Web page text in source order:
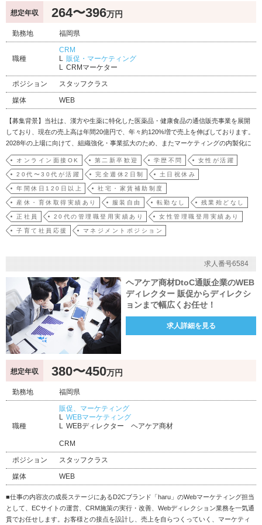
想定年収 264〜396万円
勤務地 福岡県
職種
CRM
販促・マーケティング
CRMマーケター
ポジション
スタッフクラス
媒体
WEB
【募集背景】当社は、漢方や生薬に特化した医薬品・健康食品の通信販売事業を展開
しており、現在の売上高は年間20億円で、年々約120%増で売上を伸ばしております。
2028年の上場に向けて、組織強化・事業拡大のため、またマーケティングの内製化に
伴っての増員募集です。【業務内容】通信販売における売上向上施策を企画し、顧客
の継続率を高めるためのキャンペーンの設計や顧客の購買意欲を高める戦略の立案を
お任せしま…
オンライン面接OK 第二新卒歓迎 学歴不問 女性が活躍
20代〜30代が活躍 完全週休2日制 土日祝休み
年間休日120日以上 社宅・家賃補助制度
産休・育休取得実績あり 服装自由 転勤なし 残業殆どなし
正社員 20代の管理職登用実績あり 女性管理職登用実績あり
子育て社員応援 マネジメントポジション
求人番号6584
ヘアケア商材DtoC通販企業のWEB
ディレクター 販促からディレクシ
ョンまで幅広くお任せ！
求人詳細を見る
想定年収 380〜450万円
勤務地 福岡県
職種
販促、マーケティング
WEBマーケティング
WEBディレクター ヘアケア商材
CRM
ポジション
スタッフクラス
媒体
WEB
■仕事の内容次の成長ステージにあるD2Cブランド「haru」のWebマーケティング担当
として、ECサイトの運営、CRM施策の実行・改善、Webディレクション業務を一気通
貫でお任せします。お客様との接点を設計し、売上を自らつくっていく、マーケティ